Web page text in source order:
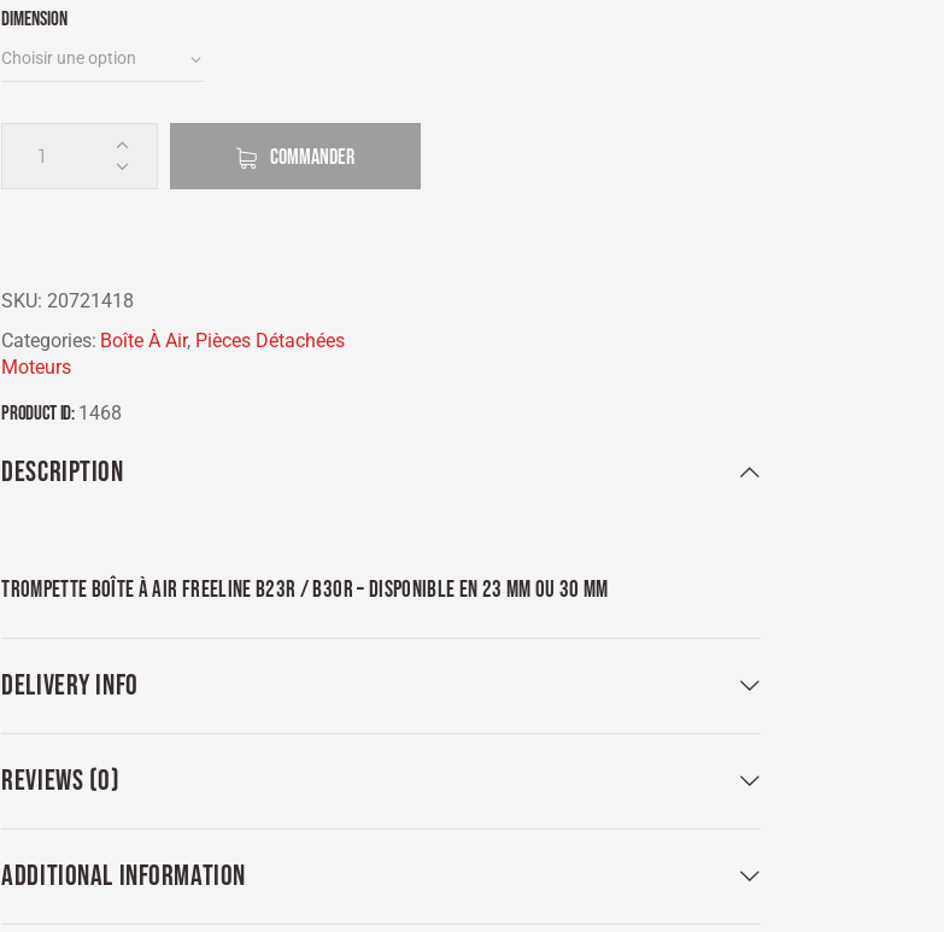
DIMENSION
COMMANDER
SKU:20721418
Categories: Boîte À Air, Pièces Détachées
Moteurs
Product ID: 1468
DESCRIPTION
TROMPETTE BOÎTE À AIR FREELINE B23R / B30R – DISPONIBLE EN 23 MM OU 30 MM
DELIVERY INFO
REVIEWS (0)
ADDITIONAL INFORMATION